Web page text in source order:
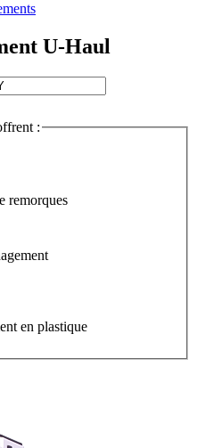
U-Haul
:
remorques
en plastique